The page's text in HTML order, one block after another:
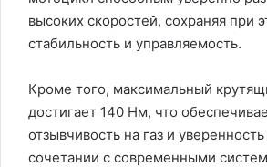
высоких скоростей, сохраняя при
стабильность и управляемость.
Кроме того, максимальный
достигает 140 Нм, что
отзывчивость на газ и
сочетании с современными